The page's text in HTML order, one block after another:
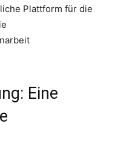
Plattform für die
Eine